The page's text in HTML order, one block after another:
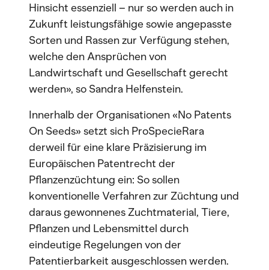
Hinsicht essenziell – nur so werden auch in
Zukunft leistungsfähige sowie angepasste
Sorten und Rassen zur Verfügung stehen,
welche den Ansprüchen von
Landwirtschaft und Gesellschaft gerecht
werden», so Sandra Helfenstein.
Innerhalb der Organisationen «No Patents
On Seeds» setzt sich ProSpecieRara
derweil für eine klare Präzisierung im
Europäischen Patentrecht der
Pflanzenzüchtung ein: So sollen
konventionelle Verfahren zur Züchtung und
daraus gewonnenes Zuchtmaterial, Tiere,
Pflanzen und Lebensmittel durch
eindeutige Regelungen von der
Patentierbarkeit ausgeschlossen werden.